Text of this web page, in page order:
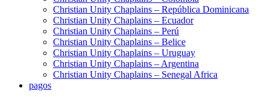
Christian Unity Chaplains – República Dominicana
Christian Unity Chaplains – Ecuador
Christian Unity Chaplains – Perú
Christian Unity Chaplains – Belice
Christian Unity Chaplains – Uruguay
Christian Unity Chaplains – Argentina
Christian Unity Chaplains – Senegal Africa
pagos